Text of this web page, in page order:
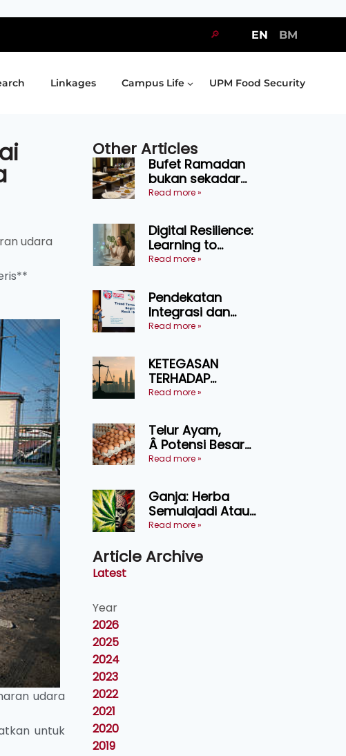
🔎 EN BM
Linkages Campus Life UPM Food Security
udara
udara
untuk
Other Articles
Bufet Ramadan
bukan sekadar
juadah, perlu bijak
selamat
menikmati
Read more »
Digital Resilience:
Learning to
Endure Without
Read more »
Pendekatan
Integrasi dan
Teknologi Baharu
Ternakan
Ruminan
Read more »
KETEGASAN
TERHADAP
KEDAULATAN
ASAS KEPADA
KEADILAN DAN
KEHARMONIAN
Read more »
Telur Ayam,
Â Potensi Besar
Dalam Industri
Kosmetik dan
Penyelidikan
Read more »
Ganja: Herba
Semulajadi Atau
Ancaman
Read more »
Article Archive
Latest
Year
2026
2025
2024
2023
2022
2021
2020
2019